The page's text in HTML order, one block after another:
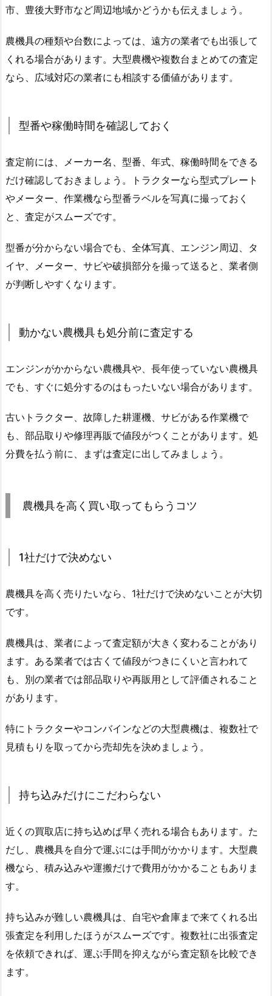
市、豊後大野市など周辺地域かどうかも伝えましょう。
農機具の種類や台数によっては、遠方の業者でも出張して
くれる場合があります。大型農機や複数台まとめての査定
なら、広域対応の業者にも相談する価値があります。
型番や稼働時間を確認しておく
査定前には、メーカー名、型番、年式、稼働時間をできる
だけ確認しておきましょう。トラクターなら型式プレート
やメーター、作業機なら型番ラベルを写真に撮っておく
と、査定がスムーズです。
型番が分からない場合でも、全体写真、エンジン周辺、タ
イヤ、メーター、サビや破損部分を撮って送ると、業者側
が判断しやすくなります。
動かない農機具も処分前に査定する
エンジンがかからない農機具や、長年使っていない農機具
でも、すぐに処分するのはもったいない場合があります。
古いトラクター、故障した耕運機、サビがある作業機で
も、部品取りや修理再販で値段がつくことがあります。処
分費を払う前に、まずは査定に出してみましょう。
農機具を高く買い取ってもらうコツ
1社だけで決めない
農機具を高く売りたいなら、1社だけで決めないことが大切
です。
農機具は、業者によって査定額が大きく変わることがあり
ます。ある業者では古くて値段がつきにくいと言われて
も、別の業者では部品取りや再販用として評価されること
があります。
特にトラクターやコンバインなどの大型農機は、複数社で
見積もりを取ってから売却先を決めましょう。
持ち込みだけにこだわらない
近くの買取店に持ち込めば早く売れる場合もあります。た
だし、農機具を自分で運ぶには手間がかかります。大型農
機なら、積み込みや運搬だけで費用がかかることもありま
す。
持ち込みが難しい農機具は、自宅や倉庫まで来てくれる出
張査定を利用したほうがスムーズです。複数社に出張査定
を依頼できれば、運ぶ手間を抑えながら査定額を比較でき
ます。